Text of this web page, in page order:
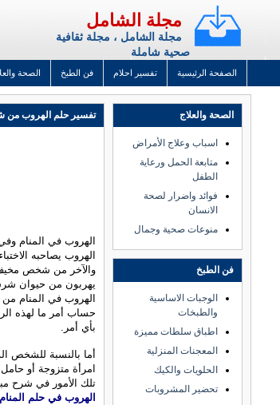
مجلة الشامل
مجلة الشامل ، مجلة ثقافية
صحية شاملة
الصفحة الرئيسية تفسير احلام فن الطبخ الصحة
تفسير حلم الهروب من
الهروب في المنام وفي
الهروب يصاحبه
والآخر من شخص
يهربون من حيوان
الهروب في المنام
حساب أمر ما لهذه
بأي أمر.
أما بالنسبة للشخص
امرأة متزوجة أو
تلك الأمور في شرح
الهروب في حلم المنام
الصحة والعلاج
اسباب وعلاج الأمراض
متابعة الحمل ورعاية
الطفل
فوائد واضرار لصحة
الانسان
منوعات صحية وجمال
فن الطبخ
الوجبات الاساسية
والطبخات
اطباق سلطات مميزة
المعجنات المنزلية
الحلويات والكيك
تحضير المشروبات